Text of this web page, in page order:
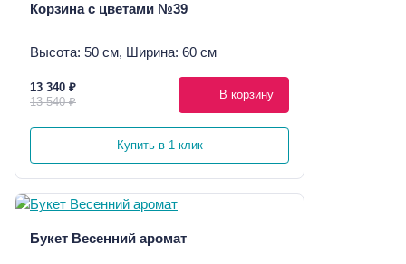
Корзина с цветами №39
Высота: 50 см, Ширина: 60 см
13 340 ₽
13 540 ₽
В корзину
Купить в 1 клик
Букет Весенний аромат